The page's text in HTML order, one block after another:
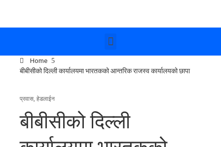
Home
बीबीसीको दिल्ली कार्यालयमा भारतकको आन्तरिक राजस्व कार्यालयको छापा
प्रवास, हेडलाईन
बीबीसीको दिल्ली